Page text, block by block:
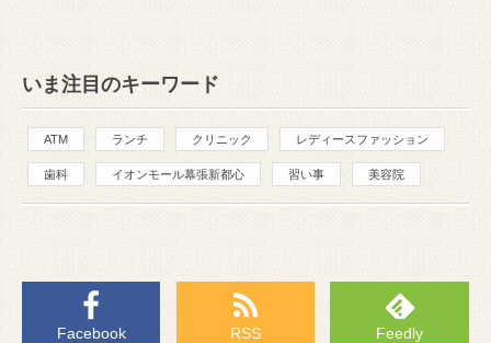
いま注目のキーワード
ATM ランチ クリニック レディースファッション
歯科 イオンモール幕張新都心 習い事 美容院
Facebook RSS Feedly